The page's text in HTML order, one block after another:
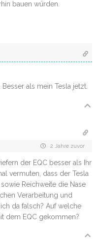
bauen würden.
als mein Tesla jetzt.
2 Jahre zuvor
der EQC besser als Ihr
vermuten, dass der Tesla
Reichweite die Nase
Verarbeitung und
da falsch? Auf welche
dem EQC gekommen?